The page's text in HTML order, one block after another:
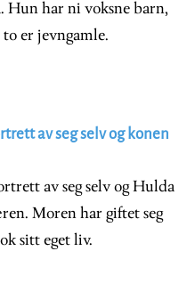
Hun har ni voksne barn,
er jevngamle.
av seg selv og konen
av seg selv og Hulda
Moren har giftet seg
sitt eget liv.